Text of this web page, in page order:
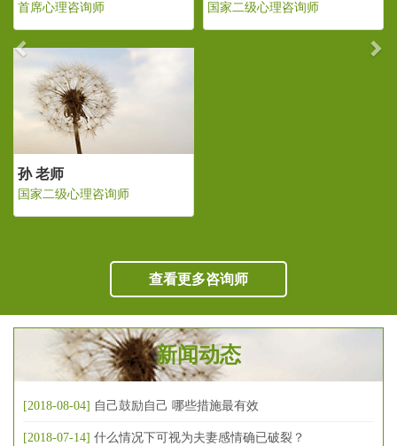
国家二级心理咨询师
询师
首席心理咨询师
查看更多咨询师
新闻动态
[2018-08-04] 自己鼓励自己 哪些措施最有效
[2018-07-14] 什么情况下可视为夫妻感情确已破裂？